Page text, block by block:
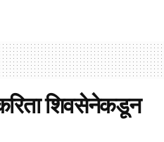
शिवसेनेकडून